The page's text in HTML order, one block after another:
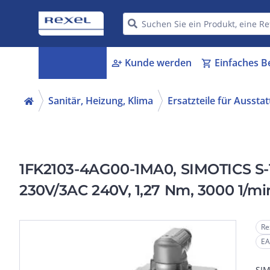
person_add Kunde werden shopping_cart Einfaches
Sanitär, Heizung, Klima Ersatzteile für
1FK2103-4AG00-1MA0, SIMOTICS
230V/3AC 240V, 1,27 Nm, 3000 1/